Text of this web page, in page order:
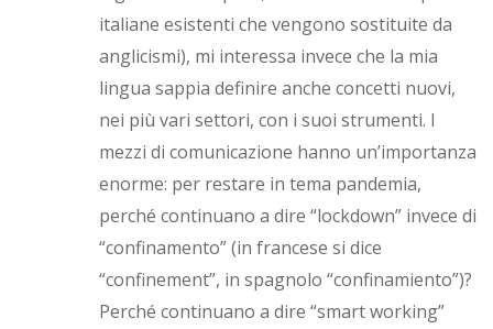
italiane esistenti che vengono sostituite da
anglicismi), mi interessa invece che la mia
lingua sappia definire anche concetti nuovi,
nei più vari settori, con i suoi strumenti. I
mezzi di comunicazione hanno un’importanza
enorme: per restare in tema pandemia,
perché continuano a dire “lockdown” invece di
“confinamento” (in francese si dice
“confinement”, in spagnolo “confinamiento”)?
Perché continuano a dire “smart working”